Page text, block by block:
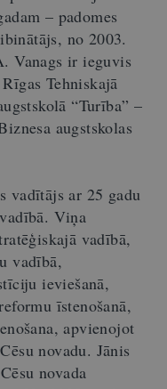
– padomes
no 2003.
Vanags ir ieguvis
Tehniskajā
“Turība” –
augstskolas
vadītājs ar 25 gadu
Viņa
vadībā,
vadībā,
ieviešanā,
īstenošanā,
apvienojot
novadu. Jānis
novada